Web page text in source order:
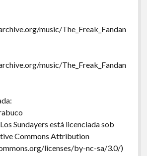
music/The_Freak_Fandan
music/The_Freak_Fandan
Sundayers está licenciada sob
Commons Attribution
licenses/by-nc-sa/3.0/)